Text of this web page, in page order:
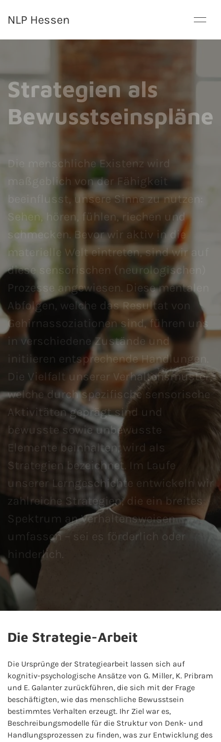
NLP Hessen
Strategien als
Bewusstseinspläne
Die menschliche Existenz wird
maßgeblich von der Fähigkeit
beeinflusst, unsere Sinne zu nutzen:
Sehen, hören, fühlen, riechen und
schmecken. Bevor wir aktiv in die
materielle Welt eintreten, sind wir auf
diese sensorischen (neurologischen)
Prozesse angewiesen. Diese mentalen
Abfolgen, welche das Resultat von
Gehirnassoziationen sind, führen uns
in verschiedene Zustände und
initiieren entsprechende Handlungen.
Die Vielfalt unserer Verhaltensmuster,
welche durch spezifische sensorische
Aktivitäten geprägt sind und
bewusste sowie unbewusste
Elemente beinhalten, wird als
Strategien bezeichnet. Im Laufe
unserer Lerngeschichte entwickeln wir
zahlreiche Strategien, die ein breites
Spektrum an Verhaltensweisen
umfassen – sei es förderlich oder
hinderlich.
Die Strategie-Arbeit
Die Ursprünge der Strategiearbeit lassen sich auf
kognitiv-psychologische Ansätze von G. Miller, K. Pribram
und E. Galanter zurückführen, die sich mit der Frage
beschäftigten, wie das menschliche Bewusstsein
bestimmtes Verhalten erzeugt. Ihr Ziel war es,
Beschreibungsmodelle für die Struktur von Denk- und
Handlungsprozessen zu finden, was zur Entwicklung des